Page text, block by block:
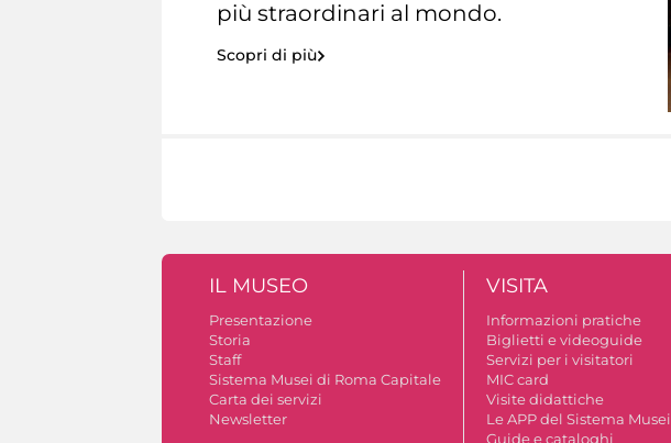
più straordinari al mondo.
Scopri di più
IL MUSEO
Presentazione
Storia
Staff
Sistema Musei di Roma Capitale
Carta dei servizi
Newsletter
VISITA
Informazioni pratiche
Biglietti e videoguide
Servizi per i visitatori
MIC card
Visite didattiche
Le APP del Sistema Musei
Guide e cataloghi